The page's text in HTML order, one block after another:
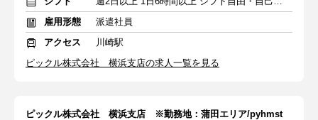
雇用形態
派遣社員
アクセス
川崎駅
ピックル株式会社 横浜支店の求人一覧を見る
ピックル株式会社 横浜支店 ※勤務地：蒲田エリア/pyhmst